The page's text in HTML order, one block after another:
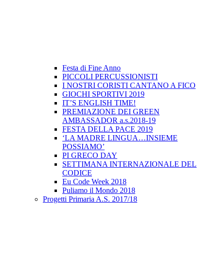
Festa di Fine Anno
PICCOLI PERCUSSIONISTI
I NOSTRI CORISTI CANTANO A FICO
GIOCHI SPORTIVI 2019
IT’S ENGLISH TIME!
PREMIAZIONE DEI GREEN
AMBASSADOR a.s.2018-19
FESTA DELLA PACE 2019
‘LA MADRE LINGUA…INSIEME
POSSIAMO’
PI GRECO DAY
SETTIMANA INTERNAZIONALE DEL
CODICE
Eu Code Week 2018
Puliamo il Mondo 2018
Progetti Primaria A.S. 2017/18